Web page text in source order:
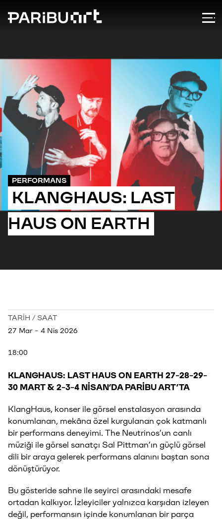
PERFORMANS
KLANGHAUS: LAST
HAUS ON EARTH
TARİH / SAAT
27 Mar - 4 Nis 2026
18:00
KLANGHAUS: LAST HAUS ON EARTH 27-28-29-
30 MART & 2-3-4 NİSAN’DA PARİBU ART’TA
KlangHaus, konser ile görsel enstalasyon arasında
konumlanan, mekâna özel kurgulanan çok katmanlı
bir performans deneyimi. The Neutrinos’un canlı
müziği ile görsel sanatçı Sal Pittman’ın güçlü görsel
dili bir araya gelerek performans alanını baştan sona
dönüştürüyor.
Bu gösteride sahne ile seyirci arasındaki mesafe
ortadan kalkıyor. İzleyiciler yalnızca karşıdan izleyen
değil, performansın içinde konumlanan bir parça